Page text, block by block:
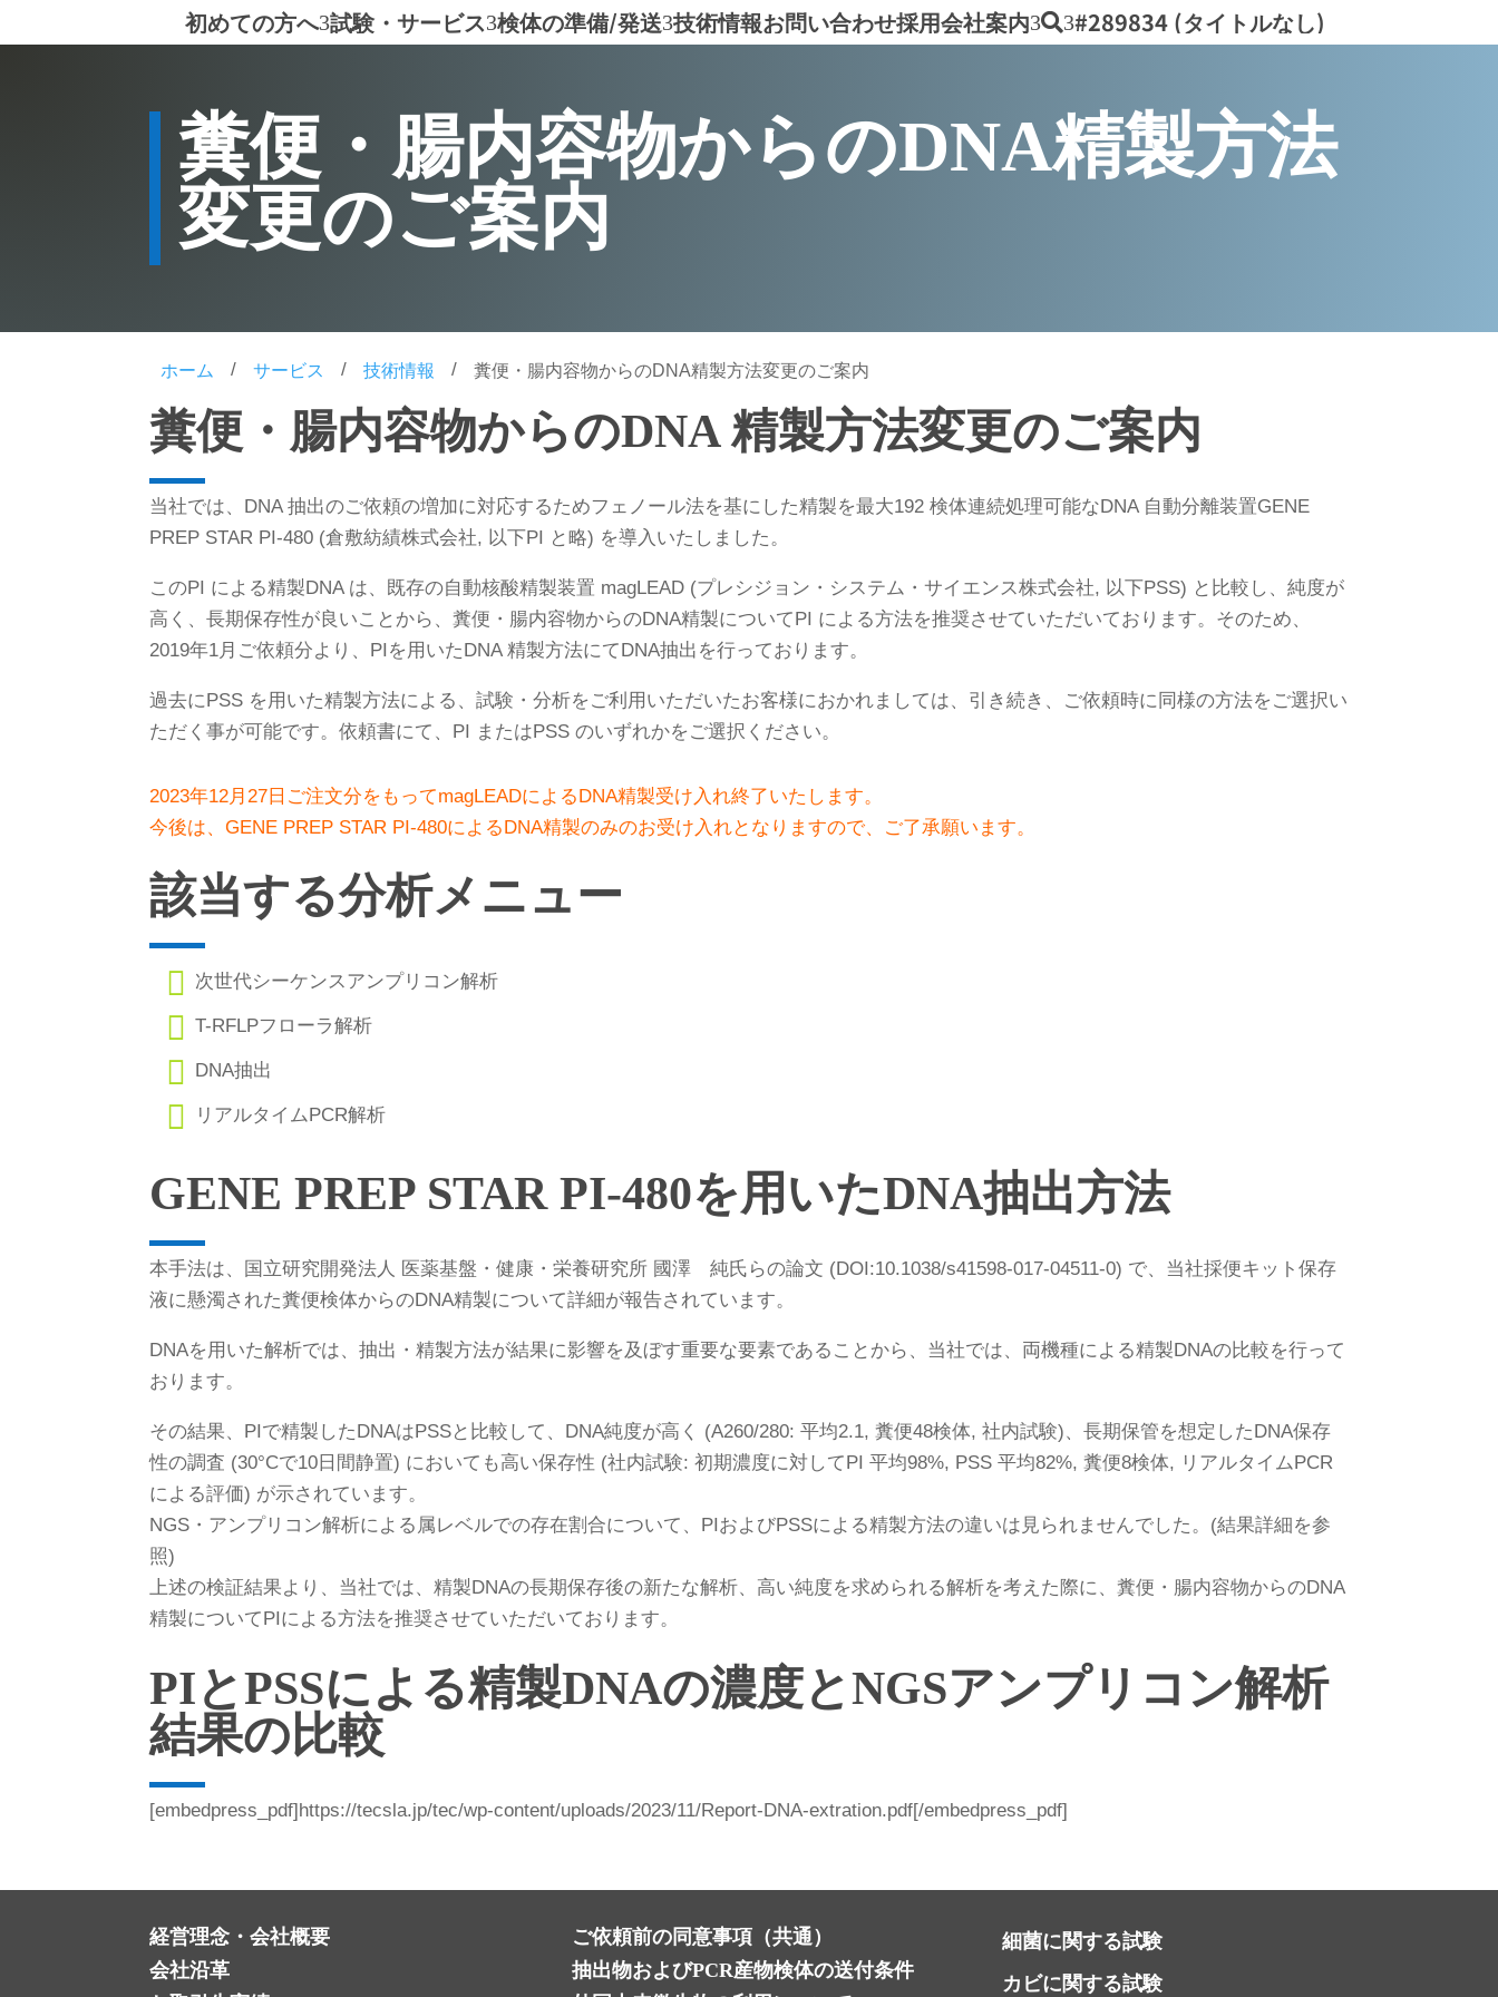
初めての方へ3試験・サービス3検体の準備/発送3技術情報お問い合わせ採用会社案内3 3#289834 (タイトルなし)
糞便・腸内容物からのDNA精製方法
変更のご案内
ホーム / サービス / 技術情報 / 糞便・腸内容物からのDNA精製方法変更のご案内
糞便・腸内容物からのDNA 精製方法変更のご案内
当社では、DNA 抽出のご依頼の増加に対応するためフェノール法を基にした精製を最大192 検体連続処理可能なDNA 自動分離装置GENE
PREP STAR PI-480 (倉敷紡績株式会社, 以下PI と略) を導入いたしました。
このPI による精製DNA は、既存の自動核酸精製装置 magLEAD (プレシジョン・システム・サイエンス株式会社, 以下PSS) と比較し、純度が
高く、長期保存性が良いことから、糞便・腸内容物からのDNA精製についてPI による方法を推奨させていただいております。そのため、
2019年1月ご依頼分より、PIを用いたDNA 精製方法にてDNA抽出を行っております。
過去にPSS を用いた精製方法による、試験・分析をご利用いただいたお客様におかれましては、引き続き、ご依頼時に同様の方法をご選択い
ただく事が可能です。依頼書にて、PI またはPSS のいずれかをご選択ください。
2023年12月27日ご注文分をもってmagLEADによるDNA精製受け入れ終了いたします。
今後は、GENE PREP STAR PI-480によるDNA精製のみのお受け入れとなりますので、ご了承願います。
該当する分析メニュー
 次世代シーケンスアンプリコン解析
 T-RFLPフローラ解析
 DNA抽出
 リアルタイムPCR解析
GENE PREP STAR PI-480を用いたDNA抽出方法
本手法は、国立研究開発法人 医薬基盤・健康・栄養研究所 國澤 純氏らの論文 (DOI:10.1038/s41598-017-04511-0) で、当社採便キット保存
液に懸濁された糞便検体からのDNA精製について詳細が報告されています。
DNAを用いた解析では、抽出・精製方法が結果に影響を及ぼす重要な要素であることから、当社では、両機種による精製DNAの比較を行って
おります。
その結果、PIで精製したDNAはPSSと比較して、DNA純度が高く (A260/280: 平均2.1, 糞便48検体, 社内試験)、長期保管を想定したDNA保存
性の調査 (30°Cで10日間静置) においても高い保存性 (社内試験: 初期濃度に対してPI 平均98%, PSS 平均82%, 糞便8検体, リアルタイムPCR
による評価) が示されています。
NGS・アンプリコン解析による属レベルでの存在割合について、PIおよびPSSによる精製方法の違いは見られませんでした。(結果詳細を参
照)
上述の検証結果より、当社では、精製DNAの長期保存後の新たな解析、高い純度を求められる解析を考えた際に、糞便・腸内容物からのDNA
精製についてPIによる方法を推奨させていただいております。
PIとPSSによる精製DNAの濃度とNGSアンプリコン解析
結果の比較
[embedpress_pdf]https://tecsla.jp/tec/wp-content/uploads/2023/11/Report-DNA-extration.pdf[/embedpress_pdf]
経営理念・会社概要
会社沿革
ご依頼前の同意事項（共通）
抽出物およびPCR産物検体の送付条件
細菌に関する試験
カビに関する試験